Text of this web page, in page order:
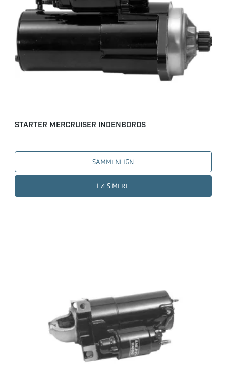
STARTER MERCRUISER INDENBORDS
SAMMENLIGN
LÆS MERE